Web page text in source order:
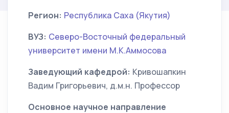
Регион: Республика Саха (Якутия)
ВУЗ: Северо-Восточный федеральный
университет имени М.К.Аммосова
Заведующий кафедрой: Кривошапкин
Вадим Григорьевич, д.м.н. Профессор
Основное научное направление